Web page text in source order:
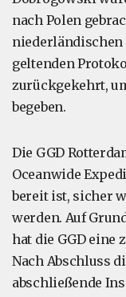
nach Polen
niederländischen
geltenden
zurückgekehrt,
begeben.
Die GGD
Oceanwide
bereit ist, sicher
werden. Auf
hat die GGD eine
Nach Abschluss
abschließende